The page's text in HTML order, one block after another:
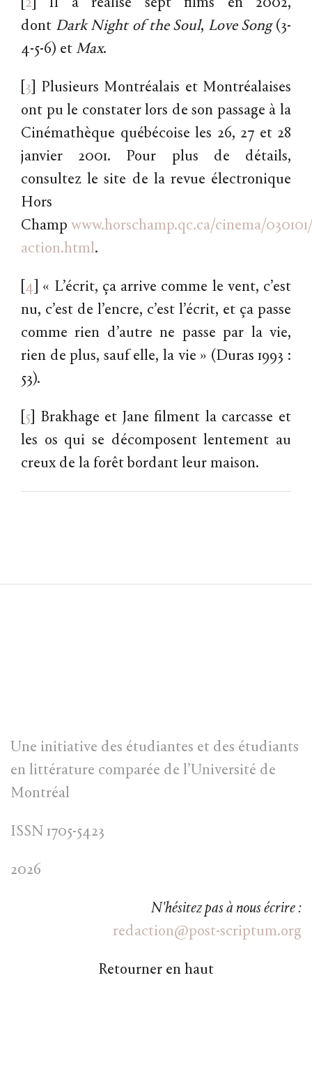
2
Il a réalisé sept films en 2002,
dont Dark Night of the Soul, Love Song(3-
4-5-6) et Max.
3
Plusieurs Montréalais et Montréalaises
ont pu le constater lors de son passage à la
Cinémathèque québécoise les 26, 27 et 28
janvier 2001. Pour plus de détails,
consultez le site de la revue électronique
Hors
Champ www.horschamp.qc.ca/cinema/
action.html.
4
« L’écrit, ça arrive comme le vent, c’est
nu, c’est de l’encre, c’est l’écrit, et ça passe
comme rien d’autre ne passe par la vie,
rien de plus, sauf elle, la vie » (Duras 1993 :
53).
5
Brakhage et Jane filment la carcasse et
les os qui se décomposent lentement au
creux de la forêt bordant leur maison.
Une initiative des étudiantes et des étudiants
en littérature comparée de l’Université de
Montréal
ISSN 1705-5423
2026
N'hésitez pas à nous écrire :
redaction@post-scriptum.org
Retourner en haut